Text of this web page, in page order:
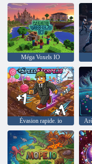
Méga Voxels IO
Évasion rapide. io